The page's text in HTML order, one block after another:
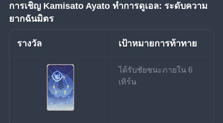
การเชิญ Kamisato Ayato ทำการดูเอล: ระดับความ
ยากฉันมิตร
รางวัล เป้าหมายการท้าทาย
ได้รับชัยชนะภายใน 6
เทิร์น